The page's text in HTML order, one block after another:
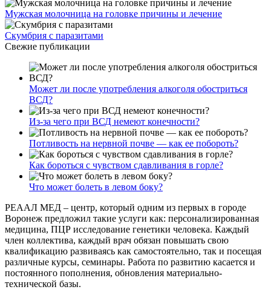
Мужская молочница на головке причины и лечение
Скумбрия с паразитами
Свежие публикации
Может ли после употребления алкоголя обостриться
ВСД?
Из-за чего при ВСД немеют конечности?
Потливость на нервной почве — как ее побороть?
Как бороться с чувством сдавливания в горле?
Что может болеть в левом боку?
РЕААЛ МЕД – центр, который одним из первых в городе
Воронеж предложил такие услуги как: персонализированная
медицина, ПЦР исследование генетики человека. Каждый
член коллектива, каждый врач обязан повышать свою
квалификацию развиваясь как самостоятельно, так и посещая
различные курсы, семинары. Работа по развитию касается и
постоянного пополнения, обновления материально-
технической базы.